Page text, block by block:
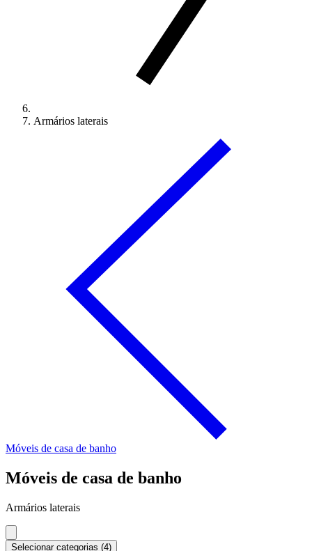
Armários laterais
Móveis de casa de banho
Móveis de casa de banho
Armários laterais
Selecionar categorias (4)